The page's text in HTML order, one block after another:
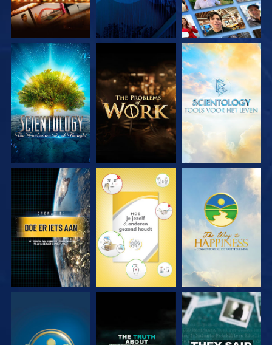
VERKEN DE SERIE VERKEN DE SERIE VERKEN DE SERIE
KIJK KIJK KIJK
KIJK KIJK KIJK